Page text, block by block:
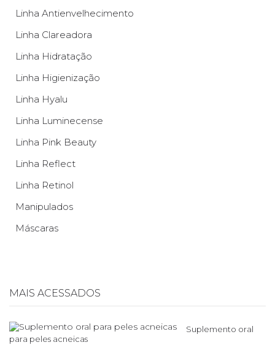
Linha Antienvelhecimento
Linha Clareadora
Linha Hidratação
Linha Higienização
Linha Hyalu
Linha Luminecense
Linha Pink Beauty
Linha Reflect
Linha Retinol
Manipulados
Máscaras
MAIS ACESSADOS
Suplemento oral
para peles acneicas